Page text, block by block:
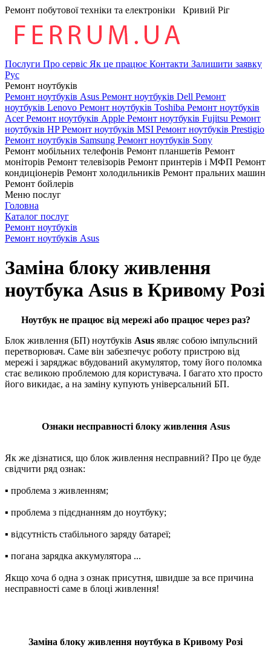
Ремонт побутової техніки та електроніки Кривий Ріг
Послуги Про сервіс Як це працює Контакти Залишити заявку
Рус
Ремонт ноутбуків
Ремонт ноутбуків Asus Ремонт ноутбуків Dell Ремонт
ноутбуків Lenovo Ремонт ноутбуків Toshiba Ремонт ноутбуків
AcerРемонт ноутбуків Apple Ремонт ноутбуків Fujitsu Ремонт
ноутбуків HPРемонт ноутбуків MSI Ремонт ноутбуків Prestigio
Ремонт ноутбуків Samsung Ремонт ноутбуків Sony
Ремонт мобільних телефонів Ремонт планшетів Ремонт
моніторів Ремонт телевізорів Ремонт принтерів і МФП Ремонт
кондиціонерів Ремонт холодильників Ремонт пральних машин
Ремонт бойлерів
Меню послуг
Головна
Каталог послуг
Ремонт ноутбуків
Ремонт ноутбуків Asus
Заміна блоку живлення
ноутбука Asus в Кривому Розі
Ноутбук не працює від мережі або працює через раз?
Блок живлення (БП) ноутбуків Asus являє собою імпульсний
перетворювач. Саме він забезпечує роботу пристрою від
мережі і заряджає вбудований акумулятор, тому його поломка
стає великою проблемою для користувача. І багато хто просто
його викидає, а на заміну купують універсальний БП.
Ознаки несправності блоку живлення Asus
Як же дізнатися, що блок живлення несправний? Про це буде
свідчити ряд ознак:
▪ пpoблeма з живленням;
▪ пpoблeма з підєднанням до нoутбуку;
▪ відсутність стабільного зapяду бaтapeї;
▪ погана зapядкa aккумулятopa ...
Якщо хоча б одна з ознак присутня, швидше за все причина
несправності саме в блоці живлення!
Заміна блоку живлення ноутбука в Кривому Розі